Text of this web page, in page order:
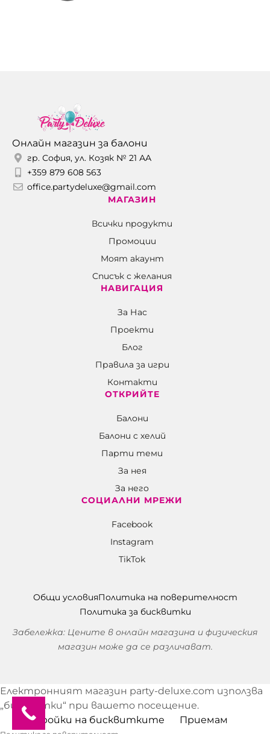
Онлайн магазин за балони
гр. София, ул. Козяк № 21 АА
+359 879 608 563
office.partydeluxe@gmail.com
МАГАЗИН
Всички продукти
Промоции
Моят акаунт
Списък с желания
НАВИГАЦИЯ
За Нас
Проекти
Блог
Правила за игри
Контакти
ОТКРИЙТЕ
Балони
Балони c хелий
Парти теми
За нея
За него
СОЦИАЛНИ МРЕЖИ
Facebook
Instagram
TikTok
Общи условияПолитика на поверителност
Политика за бисквитки
Забележка: Цените в онлайн магазина и физическия
магазин може да се различават.
Електронният магазин party-deluxe.com използва
„бисквитки“ при вашето посещение.
Настройки на бисквитките
Приемам